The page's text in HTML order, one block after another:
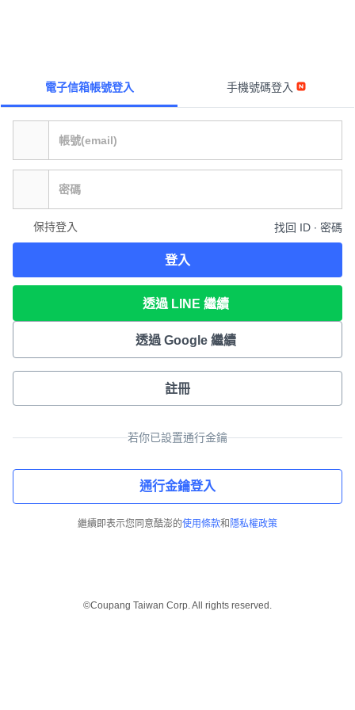
電子信箱帳號登入 手機號碼登入
保持登入 找回 ID ∙ 密碼
登入
透過 LINE 繼續
透過 Google 繼續
註冊
若你已設置通行金鑰
通行金鑰登入
繼續即表示您同意酷澎的使用條款和 隱私權政策
©Coupang Taiwan Corp. All rights reserved.